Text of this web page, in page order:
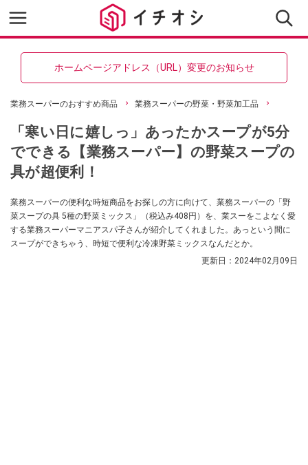
ホームページアドレス（URL）変更のお知らせ
業務スーパーのおすすめ商品 業務スーパーの野菜・野菜加工品
「寒い日に嬉しっ」あったかスープが5分
でできる【業務スーパー】の野菜スープの
具が超便利！
業務スーパーの便利な時短商品をお探しの方に向けて、業務スーパーの「野
菜スープの具 5種の野菜ミックス」（税込み408円）を、業スーをこよなく愛
する業務スーパーマニアスパ子さんが紹介してくれました。あっという間に
スープができちゃう、時短で便利な冷凍野菜ミックスなんだとか。
更新日： 2024年02月09日